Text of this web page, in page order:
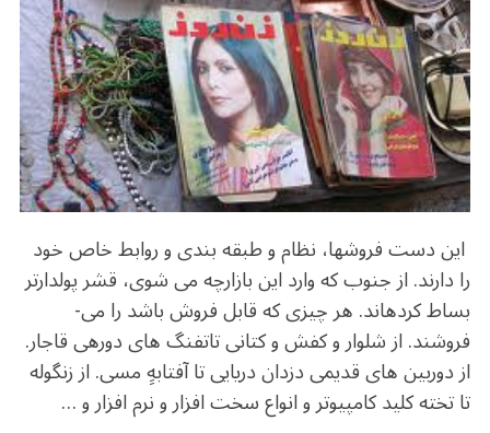
این دست فروش­ها، نظام و طبقه بندی و روابط خاص خود
را دارند. از جنوب که وارد این بازارچه می ­شوی، قشر پول­دارتر
بساط کرده­اند. هر چیزی که قابل فروش باشد را می­
فروشند. از شلوار و کفش و کتانی تاتفنگ­ های دوره­ی قاجار.
از دوربین های قدیمی دزدان دریایی تا آفتابه­ِِ مسی. از زنگوله
تا تخته کلید کامپیوتر و انواع سخت افزار و نرم افزار و …